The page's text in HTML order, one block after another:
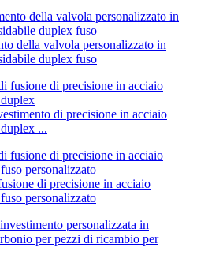
della valvola personalizzato in
duplex fuso
di precisione in acciaio
...
di precisione in acciaio
personalizzato